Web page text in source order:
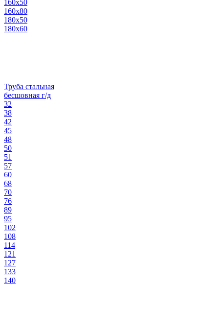
160х50
160х80
180х50
180х60
Труба стальная
бесшовная г/д
32
38
42
45
48
50
51
57
60
68
70
76
89
95
102
108
114
121
127
133
140